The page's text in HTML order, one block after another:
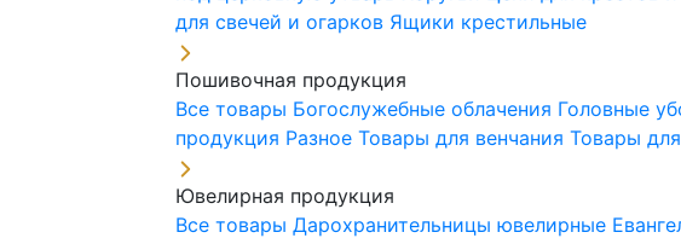
для свечей и огарков Ящики крестильные
Пошивочная продукция
Все товары Богослужебные облачения Головные
продукция РазноеТовары для венчанияТовары
Ювелирная продукция
Все товарыДарохранительницы ювелирные